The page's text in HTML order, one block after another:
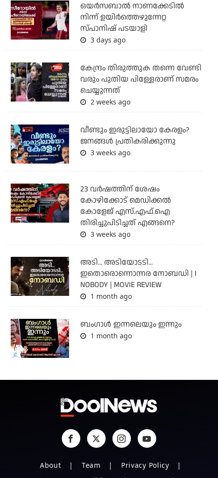
ഒയര്‍സബാൽ നാണക്കേടിൽ
നിന്ന് ഉയിർത്തെഴുന്നേറ്റ
സ്പാനിഷ് പടയാളി
3 days ago
കേന്ദ്രം തിരുത്തുക തന്നെ വേണ്ടി
വരും പുതിയ പിള്ളേരാണ് സമരം
ചെയ്യുന്നത്
2 weeks ago
വീണ്ടും ഇരുട്ടിലായോ കേരളം?
ജനങ്ങൾ പ്രതികരിക്കുന്നു
3 weeks ago
23 വർഷത്തിന് ശേഷം
കോഴിക്കോട് മെഡിക്കൽ
കോളേജ് എസ്.എഫ്.ഐ
തിരിച്ചുപിടിച്ചത് എങ്ങനെ?
3 weeks ago
അടി... അടിയോടടി...
ഇതൊരൊന്നൊന്നര നോബഡി | I
NOBODY | MOVIE REVIEW
1 month ago
ബംഗാള്‍ ഇന്നലെയും ഇന്നും
1 month ago
About Team
Privacy Policy